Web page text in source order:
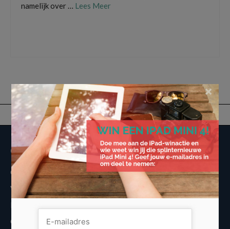
namelijk over … Lees Meer
Overige informatie
Over Voordeligst.nl
Veelgestelde vragen
Disclaimer
Cookies
×